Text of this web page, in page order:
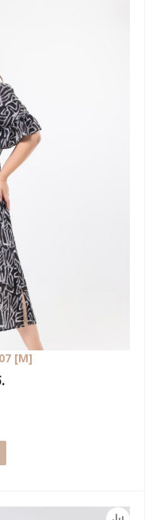
[М]